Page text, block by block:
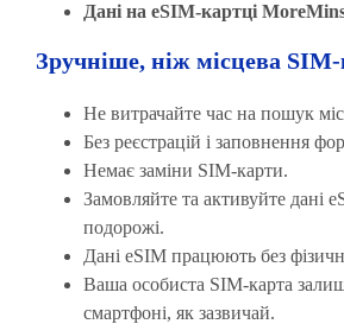
Дані на eSIM-картці
Зручніше, ніж місцева
Не витрачайте час на пошук
Без реєстрацій і заповнення
Немає заміни SIM-карти.
Замовляйте та активуйте дані
подорожі.
Дані eSIM працюють без
Ваша особиста SIM-карта
смартфоні, як зазвичай.